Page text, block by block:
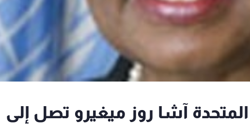
المتحدة آشا روز ميغيرو تصل إلى